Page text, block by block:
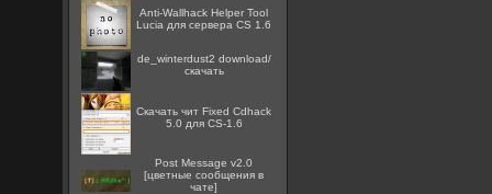
Anti-Wallhack Helper Tool
Lucia для сервера CS 1.6
de_winterdust2 download/
скачать
Скачать чит Fixed Cdhack
5.0 для CS-1.6
Post Message v2.0
[цветные сообщения в
чате]